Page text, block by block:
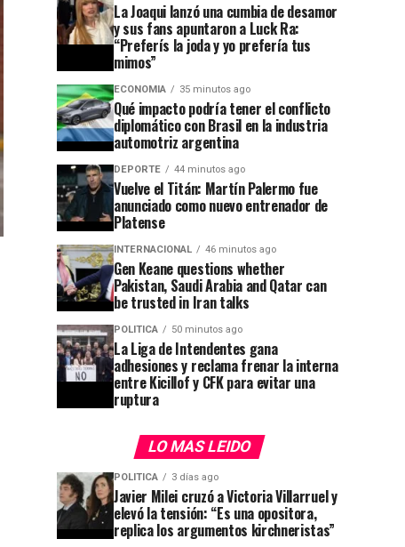
La Joaqui lanzó una cumbia de desamor
y sus fans apuntaron a Luck Ra:
“Preferís la joda y yo prefería tus
mimos”
ECONOMIA 35 minutos ago
Qué impacto podría tener el conflicto
diplomático con Brasil en la industria
automotriz argentina
DEPORTE 44 minutos ago
Vuelve el Titán: Martín Palermo fue
anunciado como nuevo entrenador de
Platense
INTERNACIONAL 46 minutos ago
Gen Keane questions whether
Pakistan, Saudi Arabia and Qatar can
be trusted in Iran talks
POLITICA 50 minutos ago
La Liga de Intendentes gana
adhesiones y reclama frenar la interna
entre Kicillof y CFK para evitar una
ruptura
LO MAS LEIDO
POLITICA 3 días ago
Javier Milei cruzó a Victoria Villarruel y
elevó la tensión: “Es una opositora,
replica los argumentos kirchneristas”